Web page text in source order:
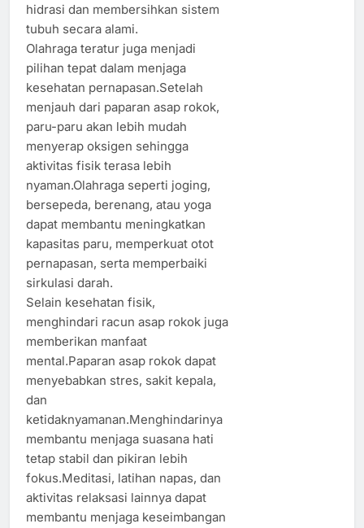
hidrasi dan membersihkan sistem
tubuh secara alami.
Olahraga teratur juga menjadi
pilihan tepat dalam menjaga
kesehatan pernapasan.Setelah
menjauh dari paparan asap rokok,
paru-paru akan lebih mudah
menyerap oksigen sehingga
aktivitas fisik terasa lebih
nyaman.Olahraga seperti joging,
bersepeda, berenang, atau yoga
dapat membantu meningkatkan
kapasitas paru, memperkuat otot
pernapasan, serta memperbaiki
sirkulasi darah.
Selain kesehatan fisik,
menghindari racun asap rokok juga
memberikan manfaat
mental.Paparan asap rokok dapat
menyebabkan stres, sakit kepala,
dan
ketidaknyamanan.Menghindarinya
membantu menjaga suasana hati
tetap stabil dan pikiran lebih
fokus.Meditasi, latihan napas, dan
aktivitas relaksasi lainnya dapat
membantu menjaga keseimbangan